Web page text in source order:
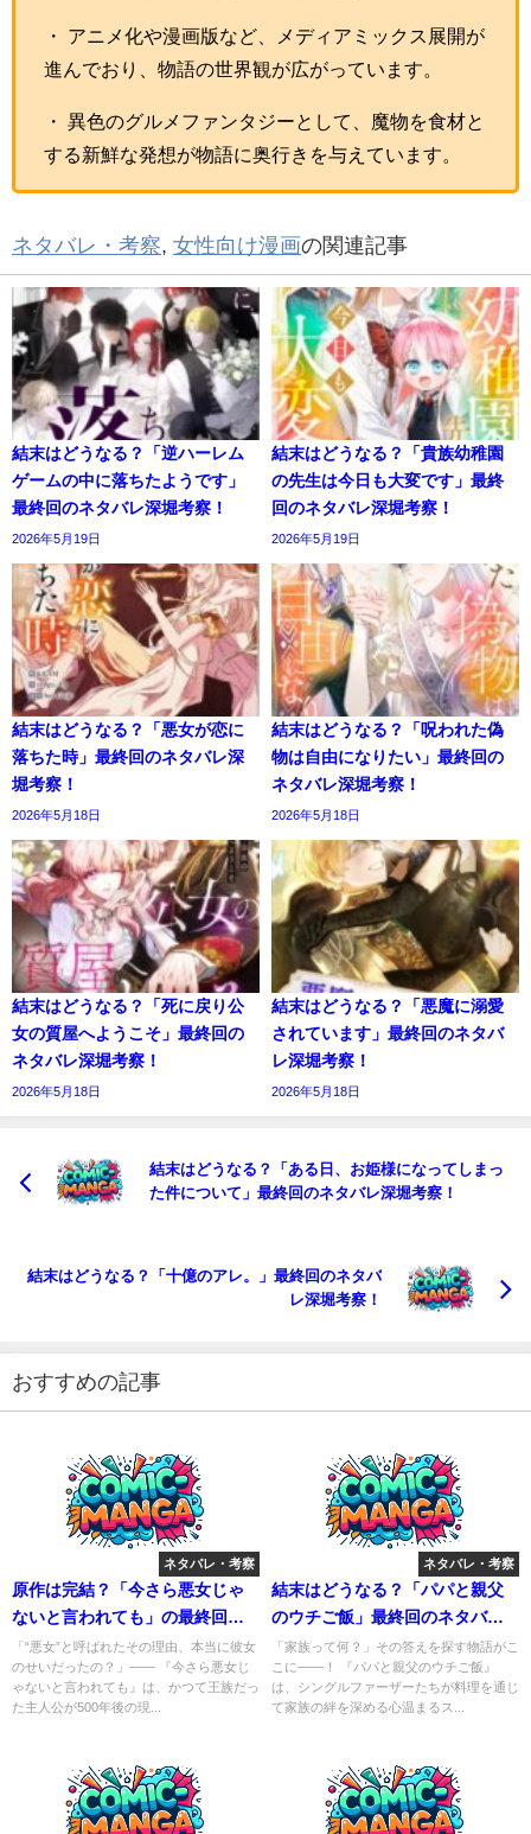
・ アニメ化や漫画版など、メディアミックス展開が
進んでおり、物語の世界観が広がっています。
・ 異色のグルメファンタジーとして、魔物を食材と
する新鮮な発想が物語に奥行きを与えています。
ネタバレ・考察 女性向け漫画の関連記事
結末はどうなる？「逆ハーレム
ゲームの中に落ちたようです」
最終回のネタバレ深堀考察！
2026年5月19日
結末はどうなる？「貴族幼稚園
の先生は今日も大変です」最終
回のネタバレ深堀考察！
2026年5月19日
結末はどうなる？「悪女が恋に
落ちた時」最終回のネタバレ深
堀考察！
2026年5月18日
結末はどうなる？「呪われた偽
物は自由になりたい」最終回の
ネタバレ深堀考察！
2026年5月18日
結末はどうなる？「死に戻り公
女の質屋へようこそ」最終回の
ネタバレ深堀考察！
2026年5月18日
結末はどうなる？「悪魔に溺愛
されています」最終回のネタバ
レ深堀考察！
2026年5月18日
結末はどうなる？「ある日、お姫様になってしまっ
た件について」最終回のネタバレ深堀考察！
結末はどうなる？「十億のアレ。」最終回のネタバ
レ深堀考察！
おすすめの記事
ネタバレ・考察
原作は完結？「今さら悪女じゃ
ないと言われても」の最終回ネ
タバレ考察！
「“悪女”と呼ばれたその理由、本当に彼女
のせいだったの？」―― 『今さら悪女じ
ゃないと言われても』は、かつて王族だっ
た主人公が500年後の現...
ネタバレ・考察
結末はどうなる？「パパと親父
のウチご飯」最終回のネタバレ
深堀考察！
「家族って何？」その答えを探す物語がこ
こに――！ 『パパと親父のウチご飯』
は、シングルファーザーたちが料理を通じ
て家族の絆を深める心温まるス...